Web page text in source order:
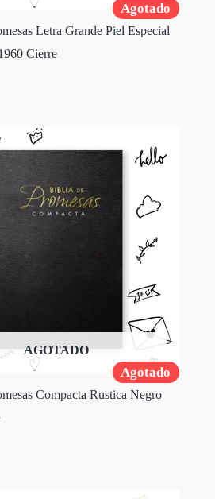
Agotado
Letra Grande Piel Especial
Cierre
Agotado
AGOTADO
Compacta Rustica Negro